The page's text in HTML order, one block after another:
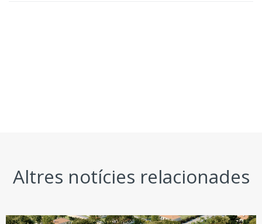
Altres notícies relacionades